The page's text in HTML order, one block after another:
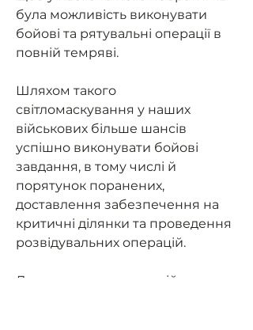
була можливість виконувати
бойові та рятувальні операції в
повній темряві.
Шляхом такого
світломаскування у наших
військових більше шансів
успішно виконувати бойові
завдання, в тому числі й
порятунок поранених,
доставлення забезпечення на
критичні ділянки та проведення
розвідувальних операцій.
Допоможемо нашим військовим